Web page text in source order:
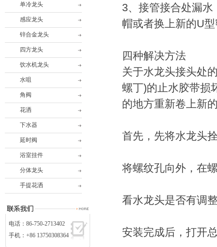
单冷龙头
感应龙头
锌合金龙头
四方龙头
饮水机龙头
水咀
角阀
花洒
下水器
延时阀
浴室挂件
分体龙头
手提花洒
电话：86-750-2713402
手机：+86 13750308364
3、接管接合处漏
帽或者换上新的U
四种解决方法
关于水龙头接头处
螺丁)的止水胶带损
的地方重新卷上新
首先，先将水龙头
将螺纹孔向外，在
看水龙头是否有调
安装完成后，打开